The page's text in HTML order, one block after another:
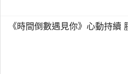
《時間倒數遇見你》心動持續